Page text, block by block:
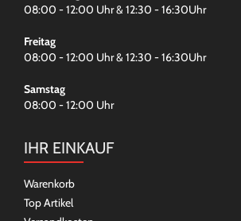
08:00 - 12:00 Uhr & 12:30 - 16:30Uhr
Freitag
08:00 - 12:00 Uhr & 12:30 - 16:30Uhr
Samstag
08:00 - 12:00 Uhr
IHR EINKAUF
Warenkorb
Top Artikel